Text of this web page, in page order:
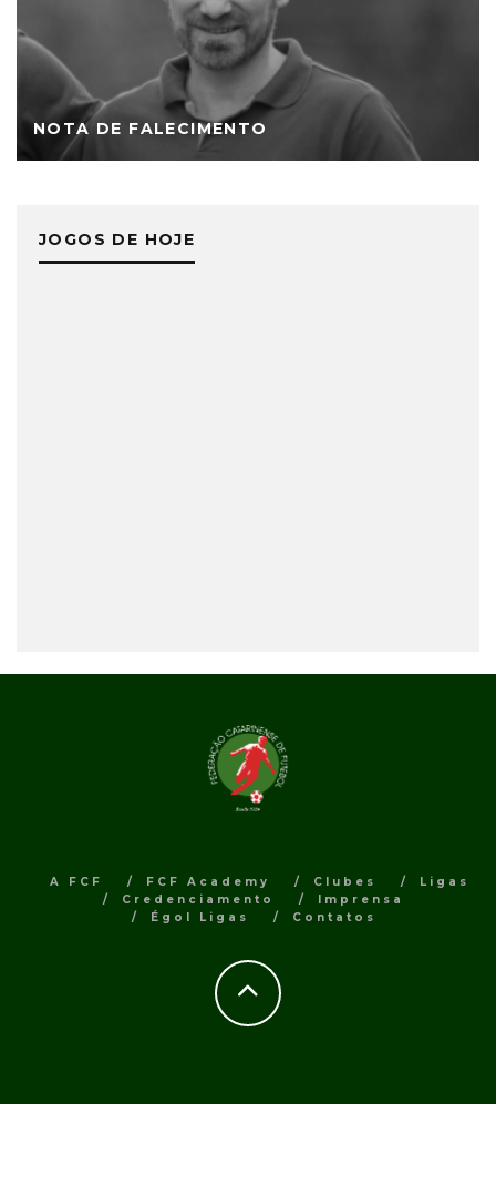
NOTA DE FALECIMENTO
JOGOS DE HOJE
A FCF FCF Academy Clubes
Ligas
Credenciamento
Imprensa
Égol Ligas
Contatos